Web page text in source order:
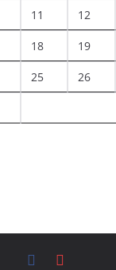
11 12
18 19
25 26